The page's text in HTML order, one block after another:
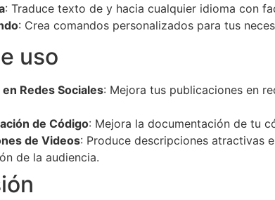
: Traduce texto de y hacia cualquier idioma con
: Crea comandos personalizados para tus
uso
Redes Sociales: Mejora tus publicaciones en
de Código: Mejora la documentación de tu
de Videos: Produce descripciones atractivas
de la audiencia.